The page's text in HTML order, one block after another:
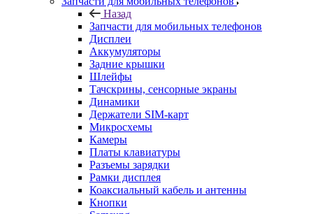
Назад
Запчасти для мобильных телефонов
Дисплеи
Аккумуляторы
Задние крышки
Шлейфы
Тачскрины, сенсорные экраны
Динамики
Держатели SIM-карт
Микросхемы
Камеры
Платы клавиатуры
Разъемы зарядки
Рамки дисплея
Коаксиальный кабель и антенны
Кнопки